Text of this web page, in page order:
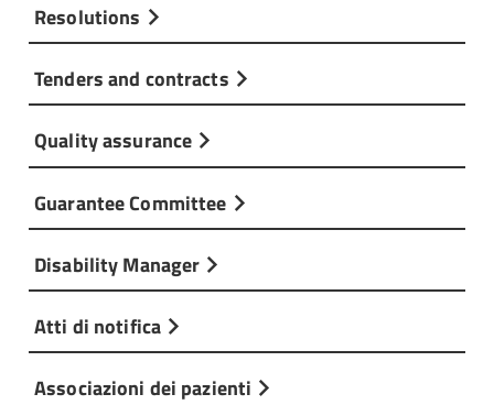
Resolutions
Tenders and contracts
Quality assurance
Guarantee Committee
Disability Manager
Atti di notifica
Associazioni dei pazienti